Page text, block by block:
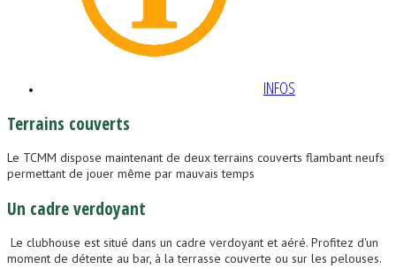
INFOS
Terrains couverts
Le TCMM dispose maintenant de deux terrains couverts flambant neufs
permettant de jouer même par mauvais temps
Un cadreverdoyant
Le clubhouse est situé dans un cadre verdoyant et aéré. Profitez d'un
moment de détente au bar, à la terrasse couverte ou sur les pelouses.